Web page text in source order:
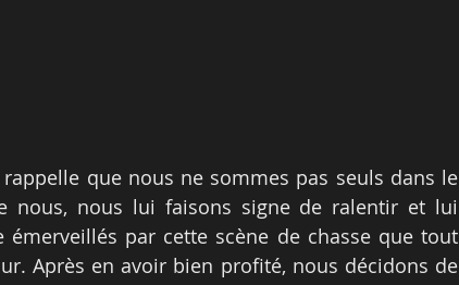
que nous ne sommes pas seuls dans le
nous, nous lui faisons signe de ralentir et lui
par cette scène de chasse que tout
Après en avoir bien profité, nous décidons de